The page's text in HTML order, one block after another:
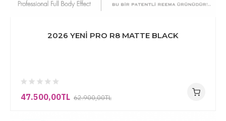
2026 YENİ PRO R8 MATTE BLACK
47.500,00TL 62.900,00TL